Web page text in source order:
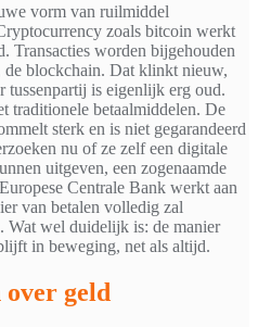
vorm van ruilmiddel
zoals bitcoin werkt
Transacties worden bijgehouden
de blockchain. Dat klinkt nieuw,
tussenpartij is eigenlijk erg oud.
traditionele betaalmiddelen. De
sterk en is niet gegarandeerd
nu of ze zelf een digitale
uitgeven, een zogenaamde
Centrale Bank werkt aan
van betalen volledig zal
Wat wel duidelijk is: de manier
in beweging, net als altijd.
over geld